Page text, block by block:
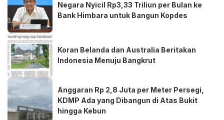
Negara Nyicil Rp3,33 Triliun per Bulan ke
Bank Himbara untuk Bangun Kopdes
Koran Belanda dan Australia Beritakan
Indonesia Menuju Bangkrut
Anggaran Rp 2,8 Juta per Meter Persegi,
KDMP Ada yang Dibangun di Atas Bukit
hingga Kebun